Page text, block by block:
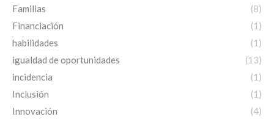
Familias
(8)
Financiación
(1)
habilidades
(1)
igualdad de oportunidades
(13)
incidencia
(1)
Inclusión
(1)
Innovación
(4)